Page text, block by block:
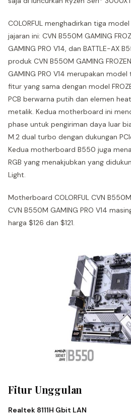
COLORFUL menghadirkan tiga
jajaran ini: CVN B550M GAMING
GAMING PRO V14, dan BATTLE-AX
produk CVN B550M GAMING
GAMING PRO V14 merupakan
fitur yang sama dengan model
PCB berwarna putih dan elemen
metalik. Kedua motherboard ini
phase untuk pengiriman daya luar
M.2 dual turbo dengan dukungan
Kedua motherboard B550 juga
RGB yang menakjubkan yang
Light.
Motherboard COLORFUL CVN
CVN B550M GAMING PRO V14
harga $126 dan $121.
Fitur Unggulan
Realtek 8111H Gbit LAN